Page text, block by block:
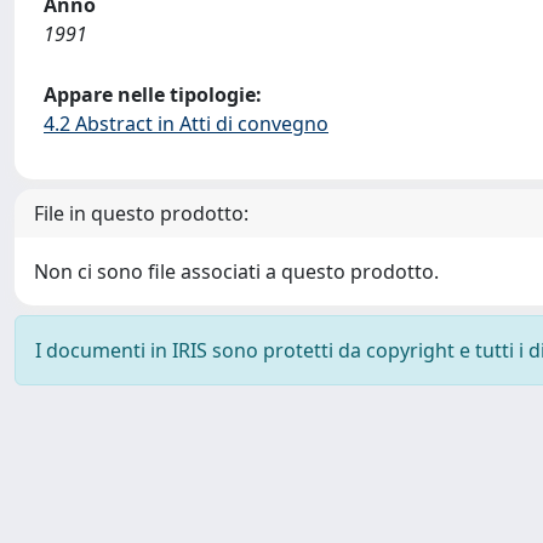
1991
Appare nelle tipologie:
4.2 Abstract in Atti di convegno
File in questo prodotto:
Non ci sono file associati a questo prodotto.
I documenti in IRIS sono protetti da copyright e tutti i